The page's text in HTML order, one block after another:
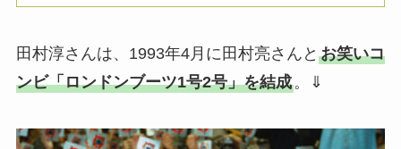
田村淳さんは、1993年4月に田村亮さんと お笑いコ
ンビ「ロンドンブーツ1号2号」を結成。⇓